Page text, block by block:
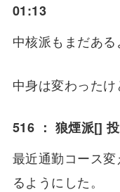
01:13
中核派もまだある
中身は変わったけ
516 ： 狼煙派[]
最近通勤コース
るようにした。